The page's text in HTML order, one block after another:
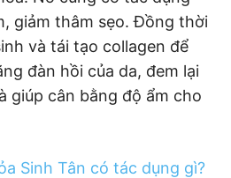
giảm thâm sẹo. Đồng thời
và tái tạo collagen để
đàn hồi của da, đem lại
giúp cân bằng độ ẩm cho
Sinh Tân có tác dụng gì?